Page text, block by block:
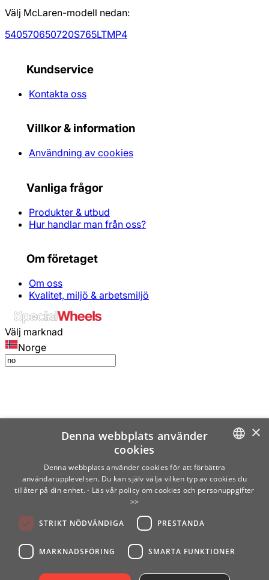
Välj McLaren-modell nedan:
540570650720S765LTMP4
Kundservice
Kontakta oss
Villkor & information
Användning av cookies
Vanliga frågor
Produkter & utbud
Hur handlar man från oss?
Om företaget
Om oss
Kvalitet, miljö & arbetsmiljö
Välj marknad
Norge
SWEDISH
×
Denna webbplats använder
cookies
Denna webbplats använder cookies för att förbättra
användarupplevelsen. Du kan själv välja vilken typ av cookies du
tillåter på din enhet. - Läs vår policy om cookies och personuppgifter
>>
STRIKT NÖDVÄNDIGA PRESTANDA
MARKNADSFÖRING SMARTA FUNKTIONER